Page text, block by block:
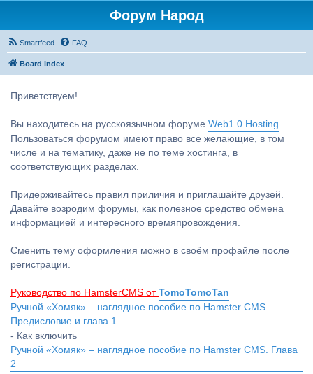
Форум Народ
Smartfeed FAQ
Board index
Приветствуем!
Вы находитесь на русскоязычном форуме Web1.0 Hosting.
Пользоваться форумом имеют право все желающие, в том
числе и на тематику, даже не по теме хостинга, в
соответствующих разделах.
Придерживайтесь правил приличия и приглашайте друзей.
Давайте возродим форумы, как полезное средство обмена
информацией и интересного времяпровождения.
Сменить тему оформления можно в своём профайле после
регистрации.
Руководство по HamsterCMS от TomoTomoTan
Ручной «Хомяк» – наглядное пособие по Hamster CMS.
Предисловие и глава 1.
- Как включить
Ручной «Хомяк» – наглядное пособие по Hamster CMS. Глава
2